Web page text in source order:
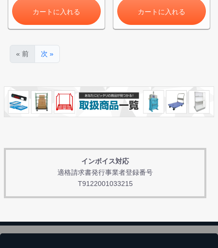
インボイス対応
適格請求書発行事業者登録番号
T9122001033215
カートに入れる カートに入れる
« 前 次 »